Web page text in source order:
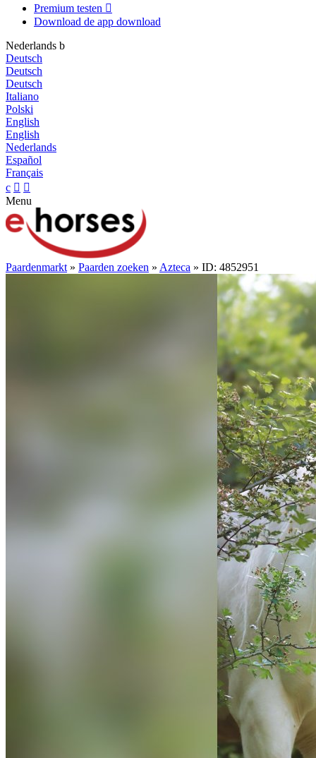
Premium testen 
Download de app download
Nederlands b
Deutsch
Deutsch
Deutsch
Italiano
Polski
English
English
Nederlands
Español
Français
c  
Menu
Paardenmarkt » Paarden zoeken » Azteca » ID: 4852951